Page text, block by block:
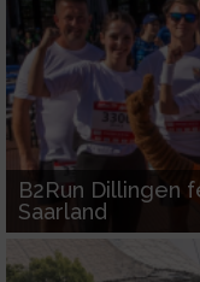
B2Run Dillingen
Saarland
Verwendung
von Inhalten
IAB-Besonderheiten:
Verwendung
Geräte anhand
Informationen